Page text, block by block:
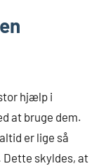
hjælp i
at bruge dem.
er lige så
Dette skyldes, at